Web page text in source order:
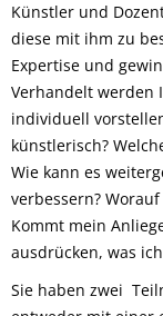
Künstler und
diese mit ihm zu
Expertise und
Verhandelt werden
individuell
künstlerisch?
Wie kann es
verbessern?
Kommt mein
ausdrücken, was
Sie haben zwei